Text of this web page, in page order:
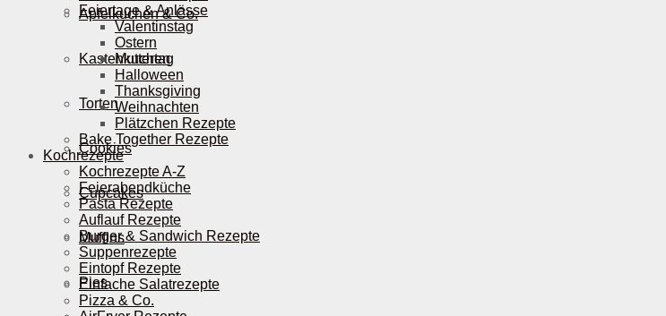
Apfelkuchen & Co.
Kastenkuchen
Torten
Cookies
Cupcakes
Muffins
Pies
Feiertage & Anlässe
Valentinstag
Ostern
Muttertag
Halloween
Thanksgiving
Weihnachten
Plätzchen Rezepte
Bake Together Rezepte
Kochrezepte
Kochrezepte A-Z
Feierabendküche
Pasta Rezepte
Auflauf Rezepte
Burger & Sandwich Rezepte
Suppenrezepte
Eintopf Rezepte
Einfache Salatrezepte
Pizza & Co.